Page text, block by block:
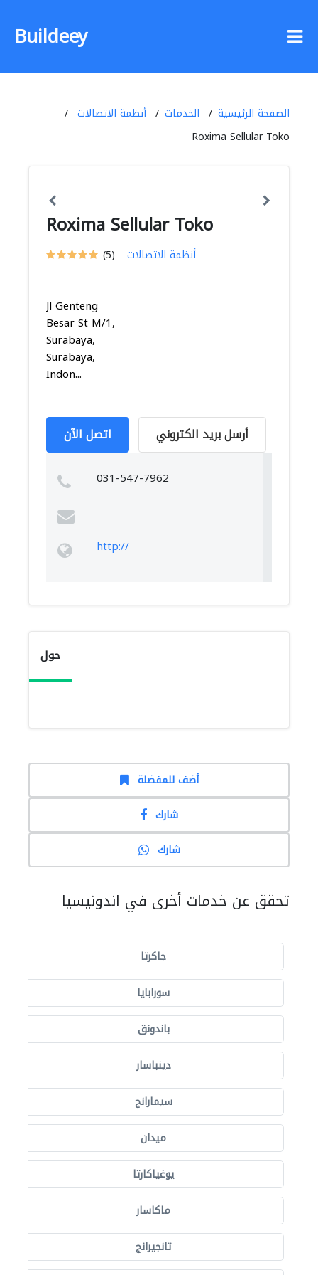
Buildeey
الصفحة الرئيسية الخدمات
أنظمة الاتصالات
Roxima Sellular Toko
Roxima Sellular Toko
(5) أنظمة الاتصالات
Jl Genteng
Besar St M/1,
Surabaya,
Surabaya,
Indon...
اتصل الآن أرسل بريد الكتروني
031-547-7962
http://
حول
أضف للمفضلة
شارك
شارك
تحقق عن خدمات أخرى في اندونيسيا
جاكرتا
سورابايا
باندونق
دينباسار
سيمارانج
ميدان
يوغياكارتا
ماكاسار
تانجيرانج